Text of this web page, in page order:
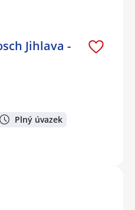
Jihlava -
Plný úvazek